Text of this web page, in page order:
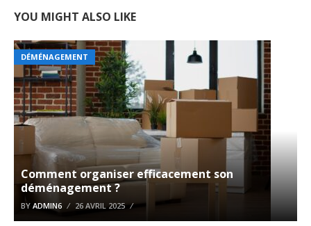
YOU MIGHT ALSO LIKE
DÉMÉNAGEMENT
Comment organiser efficacement son
déménagement ?
BY ADMIN6 26 AVRIL 2025